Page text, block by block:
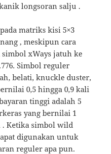
longsoran salju .
matriks kisi 5×3
, meskipun cara
xWays jatuh ke
Simbol reguler
belati, knuckle duster,
0,5 hingga 0,9 kali
tinggi adalah 5
yang bernilai 1
Ketika simbol wild
digunakan untuk
reguler apa pun.